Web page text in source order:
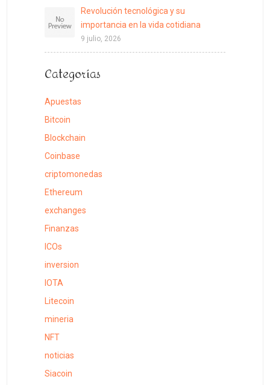
Revolución tecnológica y su
importancia en la vida cotidiana
9 julio, 2026
Categorías
Apuestas
Bitcoin
Blockchain
Coinbase
criptomonedas
Ethereum
exchanges
Finanzas
ICOs
inversion
IOTA
Litecoin
mineria
NFT
noticias
Siacoin